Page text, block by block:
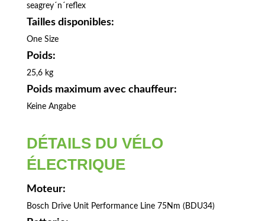
seagrey´n´reflex
Tailles disponibles:
One Size
Poids:
25,6 kg
Poids maximum avec chauffeur:
Keine Angabe
DÉTAILS DU VÉLO
ÉLECTRIQUE
Moteur:
Bosch Drive Unit Performance Line 75Nm (BDU34)